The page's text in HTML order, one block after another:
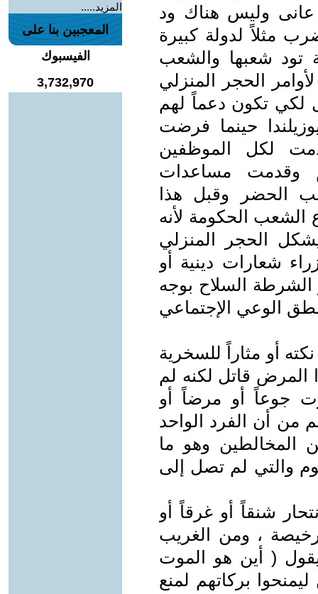
عانى وليس هناك ود
مثلاً لدولة كبيرة
تود شعبها والشعب
الحجر المنزلي
لكي تكون دعماً لهم
حينما فرضت
لكل الموظفين
رواتبهم وقدمت مساعدات
الحضر وقبل هذا
الشعب الحكومة لأنه
يشكل الحجر المنزلي
شعارات دينية أو
السلاح بوجه
الوعي الإجتماعي
أو مثاراً للسخرية
المرض قاتل لكنه لم
جوعاً أو مرضاً أو
من أن الفرد الواحد
وهو ما
والتي لم تصل إلى
شنقاً أو غرقاً أو
، ومن الغريب
( أين هو الموت
بركاتهم لمنع
المزيد.....
المعجبين بنا على
الفيسبوك
3,732,970